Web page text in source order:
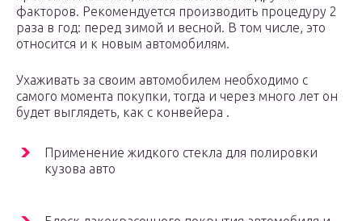
факторов. Рекомендуется производить процедуру 2
раза в год: перед зимой и весной. В том числе, это
относится и к новым автомобилям.
Ухаживать за своим автомобилем необходимо с
самого момента покупки, тогда и через много лет он
будет выглядеть, как с конвейера .
Применение жидкого стекла для полировки
кузова авто